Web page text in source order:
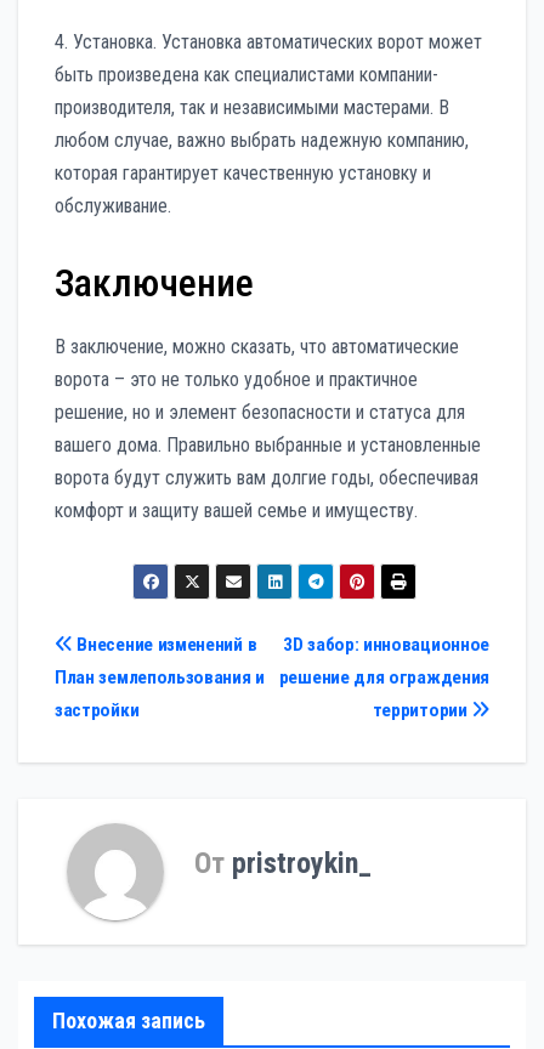
4. Установка. Установка автоматических ворот может
быть произведена как специалистами компании-
производителя, так и независимыми мастерами. В
любом случае, важно выбрать надежную компанию,
которая гарантирует качественную установку и
обслуживание.
Заключение
В заключение, можно сказать, что автоматические
ворота – это не только удобное и практичное
решение, но и элемент безопасности и статуса для
вашего дома. Правильно выбранные и установленные
ворота будут служить вам долгие годы, обеспечивая
комфорт и защиту вашей семье и имуществу.
Навигация
по
записям
3D забор: инновационное
решение для ограждения
территории
Внесение изменений в
План землепользования и
застройки
От pristroykin_
Похожая запись